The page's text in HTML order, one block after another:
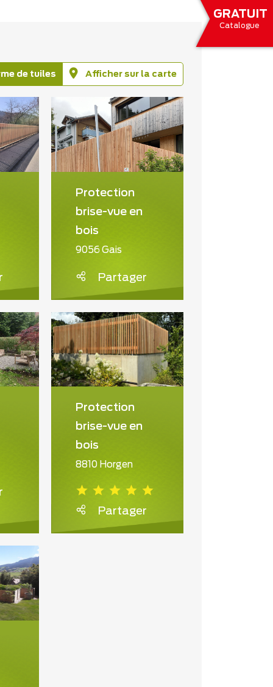
GRATUIT
Catalogue
de tuiles Afficher sur la carte
Protection
brise-vue en
bois
9056 Gais
Partager
Protection
brise-vue en
bois
8810 Horgen
Partager